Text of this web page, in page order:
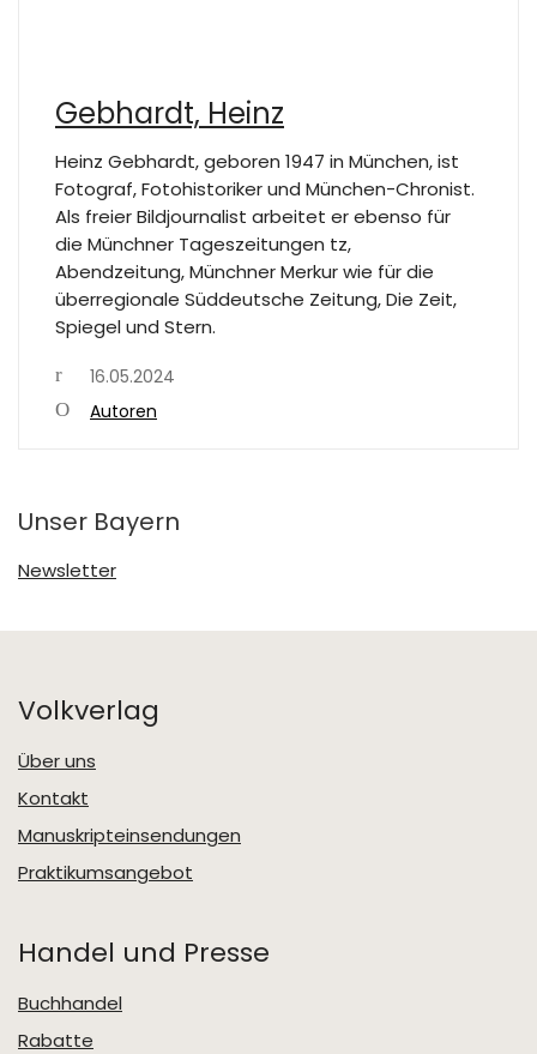
Gebhardt, Heinz
Heinz Gebhardt, geboren 1947 in München, ist
Fotograf, Fotohistoriker und München-Chronist.
Als freier Bildjournalist arbeitet er ebenso für
die Münchner Tageszeitungen tz,
Abendzeitung, Münchner Merkur wie für die
überregionale Süddeutsche Zeitung, Die Zeit,
Spiegel und Stern.
16.05.2024
Autoren
Unser Bayern
Newsletter
Volkverlag
Über uns
Kontakt
Manuskripteinsendungen
Praktikumsangebot
Handel und Presse
Buchhandel
Rabatte